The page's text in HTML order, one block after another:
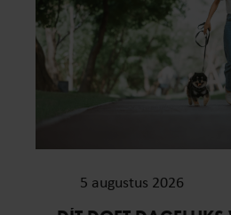
5 augustus 2026